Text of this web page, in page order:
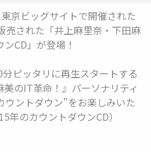
京ビッグサイトで開催された
売された「井上麻里奈・下田麻
CD」が登場！
ピッタリに再生スタートする
のIT革命！』パーソナリティ
ウントダウン"をお楽しみいた
のカウントダウンCD）